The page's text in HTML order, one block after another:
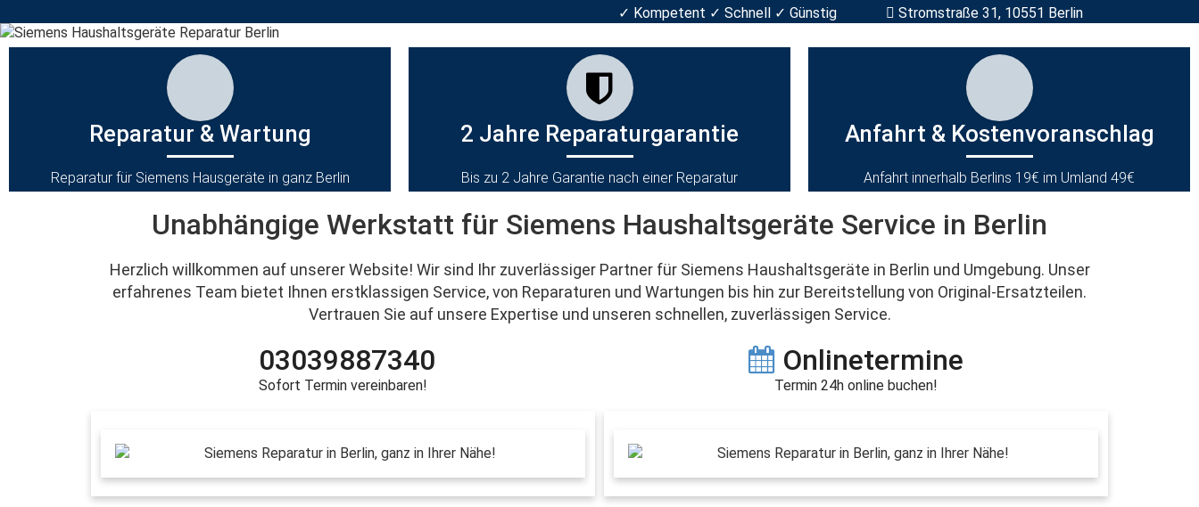
✓ Kompetent ✓ Schnell ✓ Günstig Stromstraße 31, 10551 Berlin
Reparatur & Wartung
Reparatur für Siemens Hausgeräte in ganz Berlin
2 Jahre Reparaturgarantie
Bis zu 2 Jahre Garantie nach einer Reparatur
Anfahrt & Kostenvoranschlag
Anfahrt innerhalb Berlins 19€ im Umland 49€
Unabhängige Werkstatt für Siemens Haushaltsgeräte Service in Berlin
Herzlich willkommen auf unserer Website! Wir sind Ihr zuverlässiger Partner für Siemens Haushaltsgeräte in Berlin und Umgebung. Unser
erfahrenes Team bietet Ihnen erstklassigen Service, von Reparaturen und Wartungen bis hin zur Bereitstellung von Original-Ersatzteilen.
Vertrauen Sie auf unsere Expertise und unseren schnellen, zuverlässigen Service.
Onlinetermine
Termin 24h online buchen!
03039887340
Sofort Termin vereinbaren!